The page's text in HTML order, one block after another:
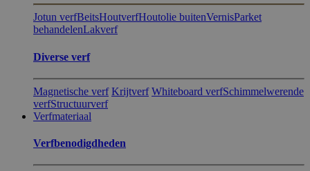
Jotun verfBeitsHoutverfHoutolie buitenVernisParket
behandelenLakverf
Diverse verf
Magnetische verf Krijtverf Whiteboard verfSchimmelwerende
verfStructuurverf
Verfmateriaal
Verfbenodigdheden